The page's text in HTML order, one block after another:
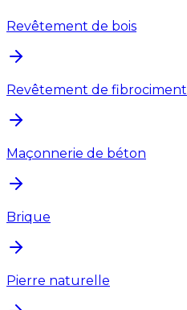
Revêtement de bois
Revêtement de fibrociment
Maçonnerie de béton
Brique
Pierre naturelle